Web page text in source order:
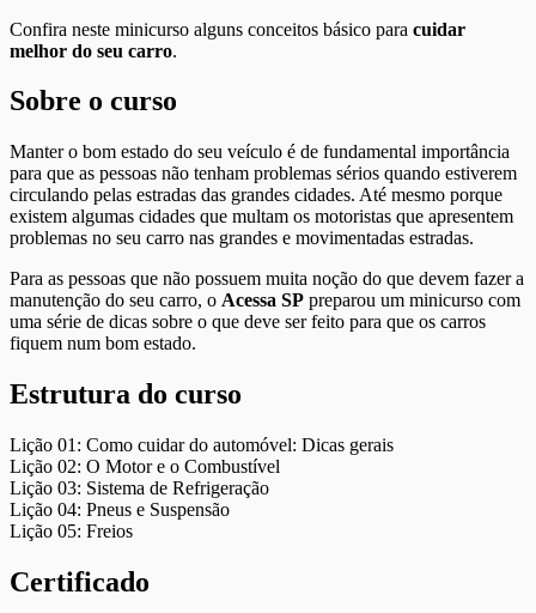
Confira neste minicurso alguns conceitos básico para cuidar
melhor do seu carro.
Sobre o curso
Manter o bom estado do seu veículo é de fundamental importância
para que as pessoas não tenham problemas sérios quando estiverem
circulando pelas estradas das grandes cidades. Até mesmo porque
existem algumas cidades que multam os motoristas que apresentem
problemas no seu carro nas grandes e movimentadas estradas.
Para as pessoas que não possuem muita noção do que devem fazer a
manutenção do seu carro, o Acessa SP preparou um minicurso com
uma série de dicas sobre o que deve ser feito para que os carros
fiquem num bom estado.
Estrutura do curso
Lição 01: Como cuidar do automóvel: Dicas gerais
Lição 02: O Motor e o Combustível
Lição 03: Sistema de Refrigeração
Lição 04: Pneus e Suspensão
Lição 05: Freios
Certificado